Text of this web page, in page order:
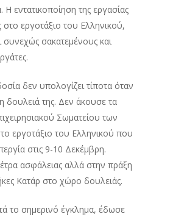
εντατικοποίηση της εργασίας
στο εργοτάξιο του Ελληνικού,
σακατεμένους και
δεν υπολογίζει τίποτα όταν
δουλειά της. Δεν άκουσε τα
Σωματείου των
εργοτάξιο του Ελληνικού που
στις 9-10 Δεκέμβρη.
ασφάλειας αλλά στην πράξη
Κατάρ στο χώρο δουλειάς.
το σημερινό έγκλημα, έδωσε